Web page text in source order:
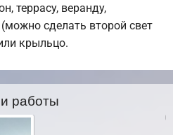
террасу, веранду,
сделать второй свет
крыльцо.
работы